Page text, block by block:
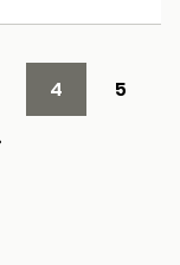
4
5